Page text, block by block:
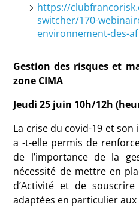
https://
switcher/170-
environnement-des-
Gestion des risques et
zone CIMA
Jeudi 25 juin 10h/12h
La crise du covid-19 et
a -t-elle permis de
de l’importance de la
nécessité de mettre en
d’Activité et de souscrire
adaptées en particulier